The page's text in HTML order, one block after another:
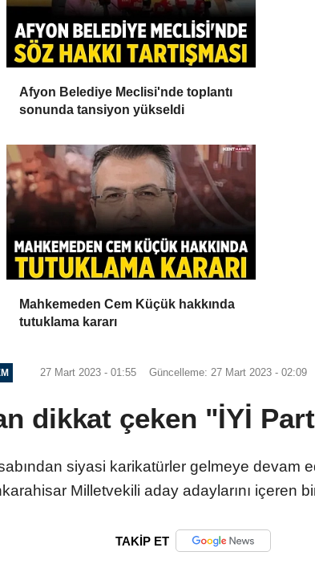
Afyon Belediye Meclisi'nde toplantı
sonunda tansiyon yükseldi
Mahkemeden Cem Küçük hakkında
tutuklama kararı
27 Mart 2023 - 01:55 Güncelleme: 27 Mart 2023 - 02:09
dikkat çeken "İYİ
siyasi karikatürler gelmeye devam
Milletvekili aday adaylarını içeren
TAKİP ET